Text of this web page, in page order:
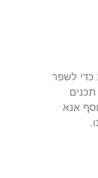
לשפר
אנא